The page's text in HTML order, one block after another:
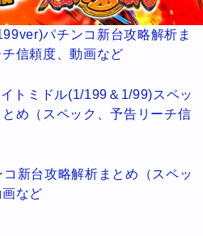
パチンコ新台攻略解析ま
信頼度、動画など
トミドル(1/199＆1/99)スペッ
め（スペック、予告リーチ信
新台攻略解析まとめ（スペッ
など